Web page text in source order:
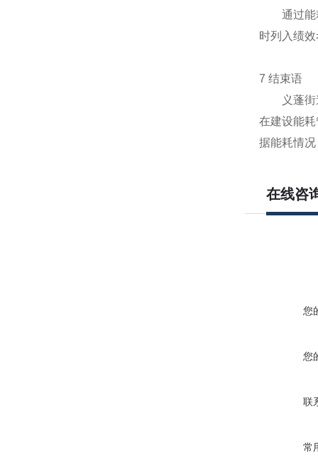
通过能耗
时列入绩
7 结束语
义蓬街道
在建设能
据能耗情
在线咨
您
您
联
常